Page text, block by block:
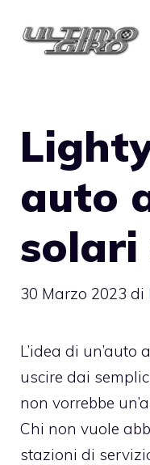
auto
solari
30 Marzo 2023 di
L’idea di
uscire dai
non vorrebbe
Chi non vuole
stazioni di